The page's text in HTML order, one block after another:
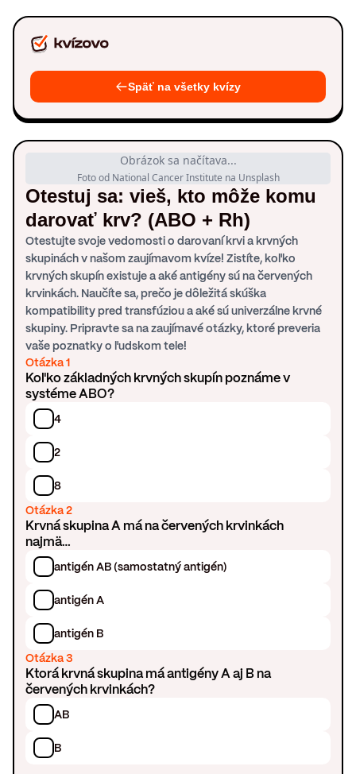
Späť na všetky kvízy
Obrázok sa načítava...
Foto od National Cancer Institute na Unsplash
Otestuj sa: vieš, kto môže komu
darovať krv? (ABO + Rh)
Otestujte svoje vedomosti o darovaní krvi a krvných
skupinách v našom zaujímavom kvíze! Zistíte, koľko
krvných skupín existuje a aké antigény sú na červených
krvinkách. Naučíte sa, prečo je dôležitá skúška
kompatibility pred transfúziou a aké sú univerzálne krvné
skupiny. Pripravte sa na zaujímavé otázky, ktoré preveria
vaše poznatky o ľudskom tele!
Otázka 1
Koľko základných krvných skupín poznáme v
systéme ABO?
4
2
8
Otázka 2
Krvná skupina A má na červených krvinkách
najmä…
antigén AB (samostatný antigén)
antigén A
antigén B
Otázka 3
Ktorá krvná skupina má antigény A aj B na
červených krvinkách?
AB
B